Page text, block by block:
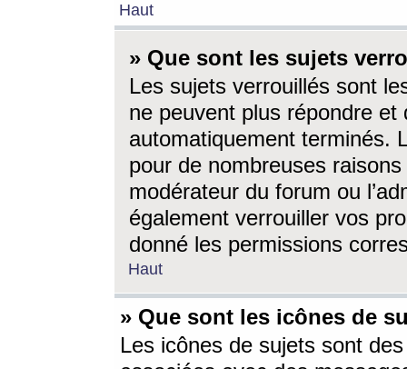
Haut
» Que sont les sujets
Les sujets verrouillés sont
ne peuvent plus répondre
automatiquement terminés.
pour de nombreuses
modérateur du forum ou
également verrouiller vos
donné les permissions
Haut
» Que sont les icônes de
Les icônes de sujets sont